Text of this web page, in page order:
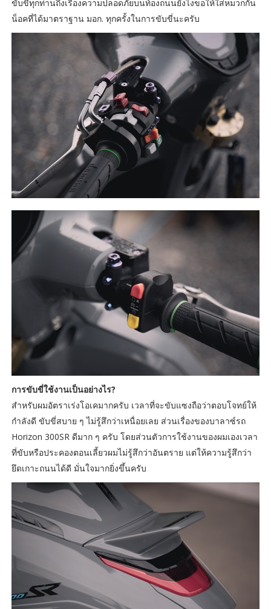
ขับขี่ทุกท่านถึงเรื่องความปลอดภัยบนท้องถนนยังไงขอให้ใส่หมวกกัน
น็อคที่ได้มาตราฐาน มอก. ทุกครั้งในการขับขี่นะครับ
การขับขี่ใช้งานเป็นอย่างไร?
สำหรับผมอัตราเร่งโอเคมากครับ เวลาที่จะขับแซงถือว่าตอบโจทย์ให้
กำลังดี ขับขี่สบาย ๆ ไม่รู้สึกว่าเหนื่อยเลย ส่วนเรื่องของบาลาซ์รถ
Horizon 300SR ดีมาก ๆ ครับ โดยส่วนตัวการใช้งานของผมเองเวลา
ที่ขับหรือประคองตอนเลี้ยวผมไม่รู้สึกว่าอันตราย แต่ให้ความรู้สึกว่า
ยึดเกาะถนนได้ดี มั่นใจมากยิ่งขึ้นครับ